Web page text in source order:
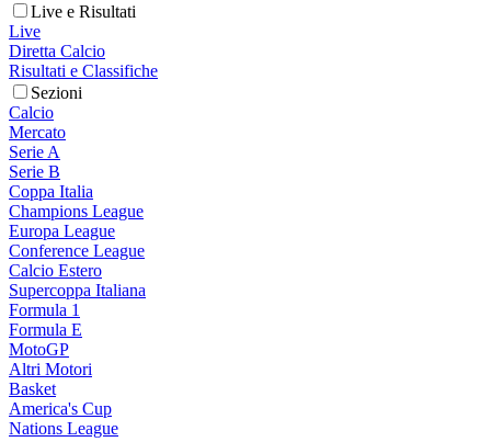
Live e Risultati
Live
Diretta Calcio
Risultati e Classifiche
Sezioni
Calcio
Mercato
Serie A
Serie B
Coppa Italia
Champions League
Europa League
Conference League
Calcio Estero
Supercoppa Italiana
Formula 1
Formula E
MotoGP
Altri Motori
Basket
America's Cup
Nations League